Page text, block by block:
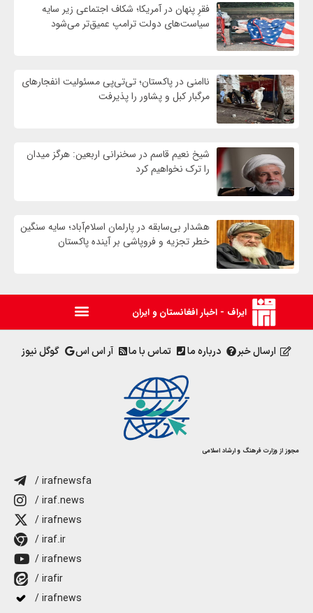
فقرِ پنهان در آمریکا؛ شکاف اجتماعی زیر سایه
سیاست‌های دولت ترامپ عمیق‌تر می‌شود
ناامنی در پاکستان؛ تی‌تی‌پی مسئولیت انفجارهای
مرگبار کبل و پشاور را پذیرفت
شیخ نعیم قاسم در سخنرانی اربعین: هرگز میدان
را ترک نخواهیم کرد
هشدار بی‌سابقه در پارلمان اسلام‌آباد؛ سایه سنگین
خطر تجزیه و فروپاشی بر آینده پاکستان
ایراف - اخبار افغانستان و ایران
ارسال خبر درباره ما تماس با ما آر اس اس گوگل نیوز
مجوز از وزارت فرهنگ و ارشاد اسلامی
/ irafnewsfa
/ iraf.news
/ irafnews
/ iraf.ir
/ irafnews
/ irafir
/ irafnews